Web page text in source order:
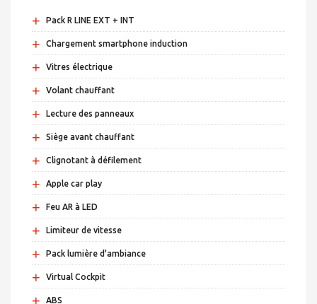
+ Pack R LINE EXT + INT
+ Chargement smartphone induction
+ Vitres électrique
+ Volant chauffant
+ Lecture des panneaux
+ Siège avant chauffant
+ Clignotant à défilement
+ Apple car play
+ Feu AR à LED
+ Limiteur de vitesse
+ Pack lumière d'ambiance
+ Virtual Cockpit
+ ABS